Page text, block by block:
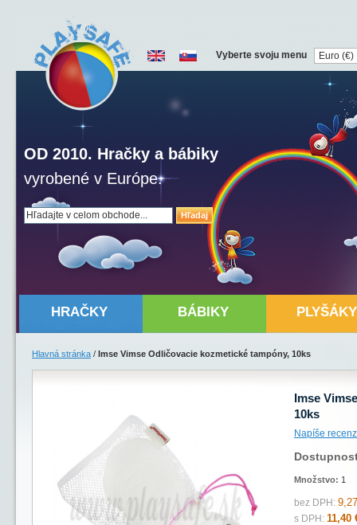
Hľadaj
OD 2010. Hračky a bábiky
vyrobené v Európe.
Vyberte svoju menu
HRAČKY BÁBIKY PLYŠÁKY
Hlavná stránka / Imse Vimse Odličovacie kozmetické tampóny, 10ks
Imse
10ks
Napíše
Množstvo: 1
bez DPH:
s DPH: 11,40